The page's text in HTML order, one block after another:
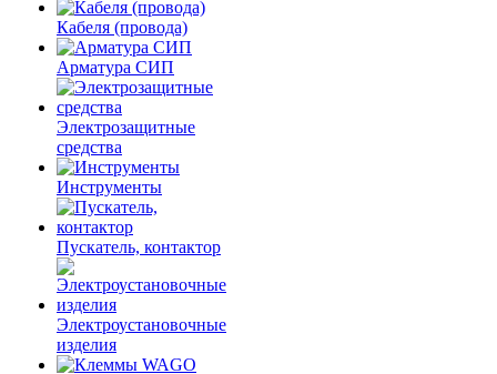
Кабеля (провода)
Арматура СИП
Электрозащитные
средства
Инструменты
Пускатель, контактор
Электроустановочные
изделия